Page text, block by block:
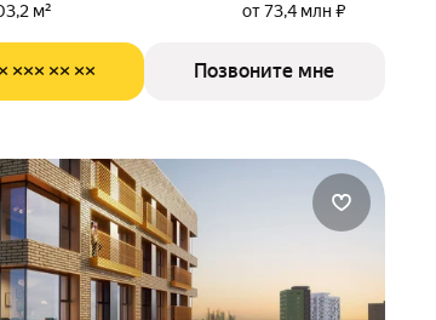
м²
от 73,4 млн ₽
××× ×× ×× Позвоните мне